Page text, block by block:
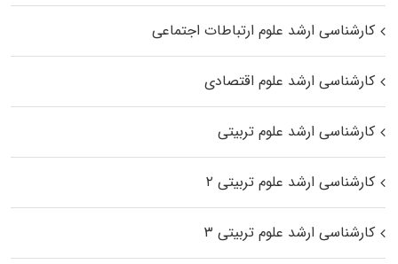
کارشناسی ارشد علوم ارتباطات اجتماعی
کارشناسی ارشد علوم اقتصادی
کارشناسی ارشد علوم تربیتی
کارشناسی ارشد علوم تربیتی ۲
کارشناسی ارشد علوم تربیتی ۳